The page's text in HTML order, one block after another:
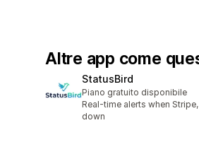
Altre app come
StatusBird
Piano gratuito disponibile
Real-time alerts when
down